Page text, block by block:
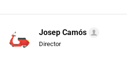
Josep Camós
Director